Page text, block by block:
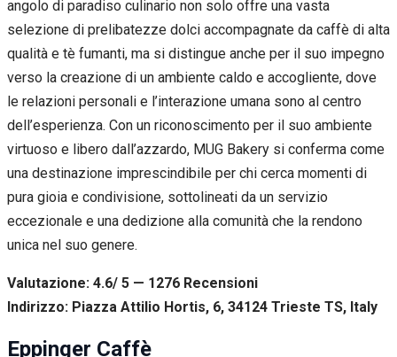
angolo di paradiso culinario non solo offre una vasta
selezione di prelibatezze dolci accompagnate da caffè di alta
qualità e tè fumanti, ma si distingue anche per il suo impegno
verso la creazione di un ambiente caldo e accogliente, dove
le relazioni personali e l’interazione umana sono al centro
dell’esperienza. Con un riconoscimento per il suo ambiente
virtuoso e libero dall’azzardo, MUG Bakery si conferma come
una destinazione imprescindibile per chi cerca momenti di
pura gioia e condivisione, sottolineati da un servizio
eccezionale e una dedizione alla comunità che la rendono
unica nel suo genere.
Valutazione: 4.6/ 5 — 1276 Recensioni
Indirizzo: Piazza Attilio Hortis, 6, 34124 Trieste TS, Italy
Eppinger Caffè